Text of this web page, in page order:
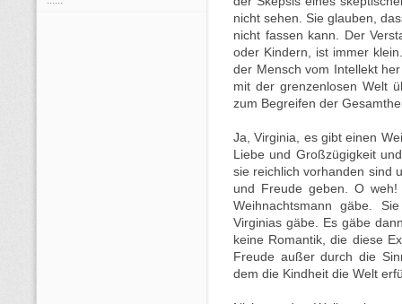
nicht sehen. Sie glauben,
nicht fassen kann. Der
oder Kindern, ist immer
der Mensch vom Intellekt
mit der grenzenlosen Welt
zum Begreifen der
Ja, Virginia, es gibt einen
Liebe und Großzügigkeit
sie reichlich vorhanden sind
und Freude geben. O
Weihnachtsmann gäbe.
Virginias gäbe. Es gäbe
keine Romantik, die diese
Freude außer durch die
dem die Kindheit die Welt